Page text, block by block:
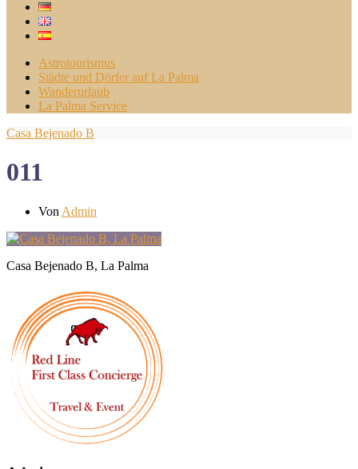
Astrotourismus
Städte und Dörfer auf La Palma
Wanderurlaub
La Palma Service
Casa Bejenado B
011
Von Admin
Casa Bejenado B, La Palma